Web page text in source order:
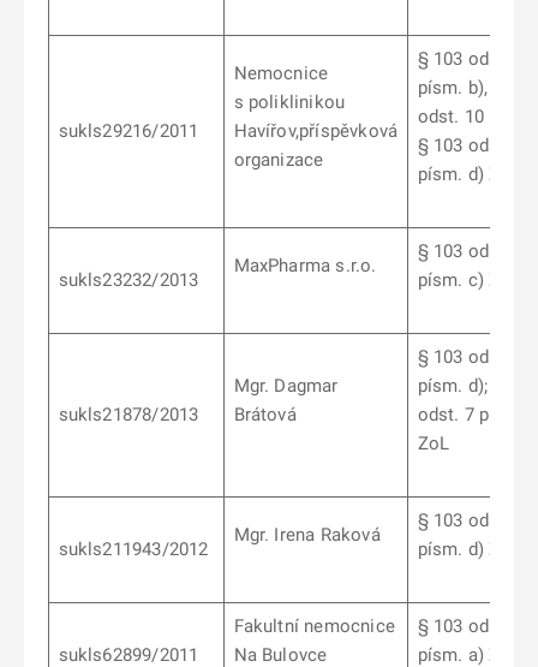
sukls29216/2011
Nemocnice
s poliklinikou
Havířov,příspěvková
organizace
§ 103 odst. 7
písm. b), § 103
odst. 10 písm.
§ 103 odst. 6
písm. d) ZoL
sukls23232/2013
MaxPharma s.r.o.
§ 103 odst. 6
písm. c) ZoL
sukls21878/2013
Mgr. Dagmar
Brátová
§ 103 odst. 6
písm. d); § 103
odst. 7 písm.
ZoL
sukls211943/2012
Mgr. Irena Raková
§ 103 odst. 6
písm. d) ZoL
sukls62899/2011
Fakultní nemocnice
Na Bulovce
§ 103 odst. 5
písm. a) ZoL